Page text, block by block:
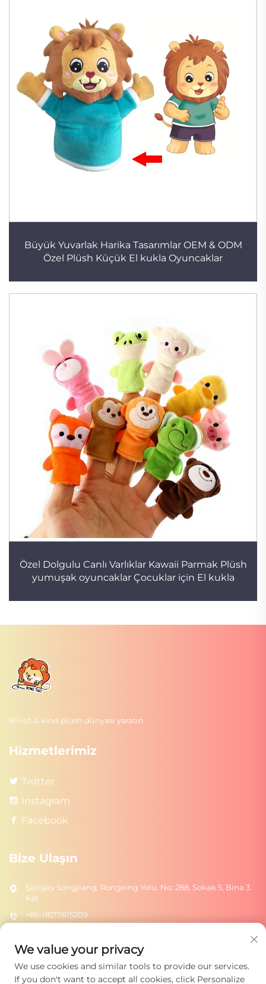
Büyük Yuvarlak Harika Tasarımlar OEM & ODM
Özel Plüsh Küçük El kukla Oyuncaklar
Özel Dolgulu Canlı Varlıklar Kawaii Parmak Plüsh
yumuşak oyuncaklar Çocuklar için El kukla
Bir-of-a-kind plüsh dünyası yaratın
Hizmetlerimiz
Twitter
Instagram
Facebook
Bize Ulaşın
Şangay Songjiang, Rongxing Yolu, No: 288, Sokak 5, Bina 3.
Kat
+86-18217615209
Gönder
We value your privacy
We use cookies and similar tools to provide our services.
If you don't want to accept all cookies, click Personalize